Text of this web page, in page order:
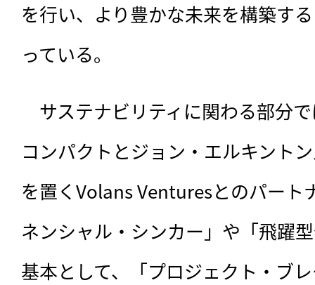
を行い、より豊かな未来を構築す
っている。
サステナビリティに関わる部分
コンパクトとジョン・エルキント
を置くVolans Venturesとのパート
ネンシャル・シンカー」や「飛躍
基本として、「プロジェクト・ブ